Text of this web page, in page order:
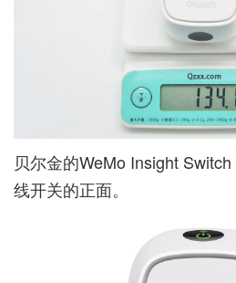
贝尔金的WeMo Insight
线开关的正面。